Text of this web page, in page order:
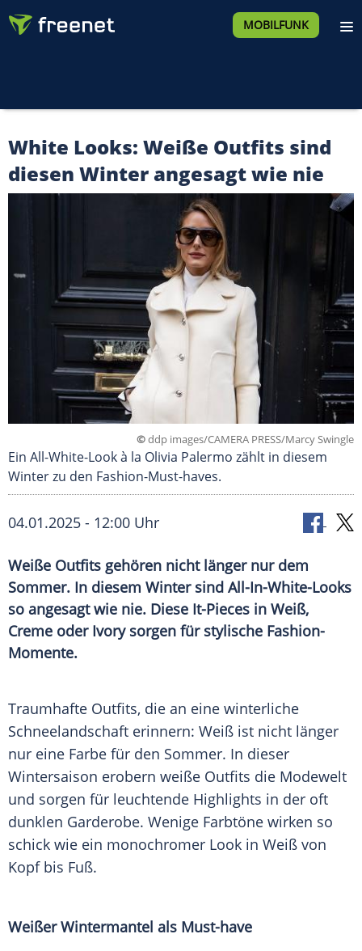
MOBILFUNK
White Looks: Weiße Outfits sind
diesen Winter angesagt wie nie
©ddp images/CAMERA PRESS/Marcy Swingle
Ein All-White-Look à la Olivia Palermo zählt in diesem
Winter zu den Fashion-Must-haves.
04.01.2025 - 12:00 Uhr
Weiße Outfits gehören nicht länger nur dem
Sommer. In diesem Winter sind All-In-White-Looks
so angesagt wie nie. Diese It-Pieces in Weiß,
Creme oder Ivory sorgen für stylische Fashion-
Momente.
Traumhafte Outfits, die an eine winterliche
Schneelandschaft erinnern: Weiß ist nicht länger
nur eine Farbe für den Sommer. In dieser
Wintersaison erobern weiße Outfits die Modewelt
und sorgen für leuchtende Highlights in der oft
dunklen Garderobe. Wenige Farbtöne wirken so
schick wie ein monochromer Look in Weiß von
Kopf bis Fuß.
WeißerWintermantel als Must-have